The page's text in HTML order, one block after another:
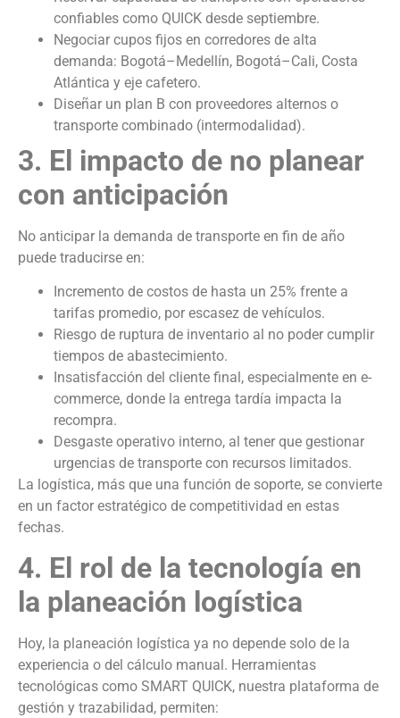
confiables como QUICK desde septiembre.
Negociar cupos fijos en corredores de alta
demanda: Bogotá–Medellín, Bogotá–Cali, Costa
Atlántica y eje cafetero.
Diseñar un plan B con proveedores alternos o
transporte combinado (intermodalidad).
3. El impacto de no planear
con anticipación
No anticipar la demanda de transporte en fin de año
puede traducirse en:
Incremento de costos de hasta un 25% frente a
tarifas promedio, por escasez de vehículos.
Riesgo de ruptura de inventario al no poder cumplir
tiempos de abastecimiento.
Insatisfacción del cliente final, especialmente en e-
commerce, donde la entrega tardía impacta la
recompra.
Desgaste operativo interno, al tener que gestionar
urgencias de transporte con recursos limitados.
La logística, más que una función de soporte, se convierte
en un factor estratégico de competitividad en estas
fechas.
4. El rol de la tecnología en
la planeación logística
Hoy, la planeación logística ya no depende solo de la
experiencia o del cálculo manual. Herramientas
tecnológicas como SMART QUICK, nuestra plataforma de
gestión y trazabilidad, permiten: